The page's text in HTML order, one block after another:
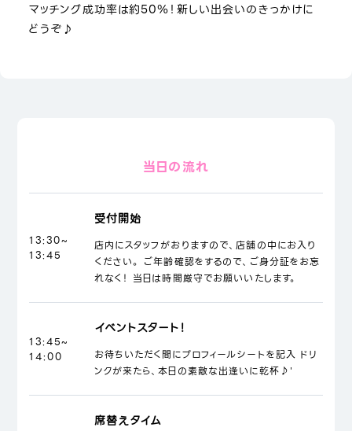
マッチング成功率は約50％！新しい出会いのきっかけに
どうぞ♪
当日の流れ
13:30~
13:45
受付開始
店内にスタッフがおりますので、店舗の中にお入り
ください。 ご年齢確認をするので、ご身分証をお忘
れなく！ 当日は時間厳守でお願いいたします。
13:45~
14:00
イベントスタート！
お待ちいただく間にプロフィールシートを記入 ドリ
ンクが来たら、本日の素敵な出逢いに乾杯♪'
席替えタイム